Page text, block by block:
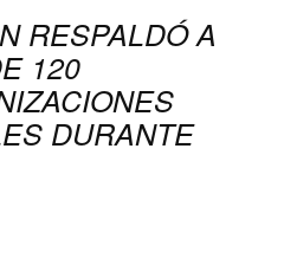
RESPALDÓ A
120
DURANTE